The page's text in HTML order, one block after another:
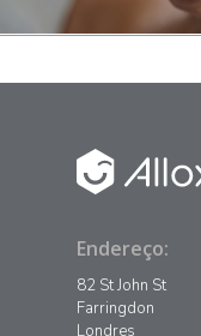
Endereço:
82 St John St
Farringdon
Londres